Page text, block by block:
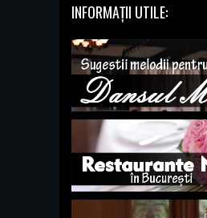
INFORMAȚII UTILE: